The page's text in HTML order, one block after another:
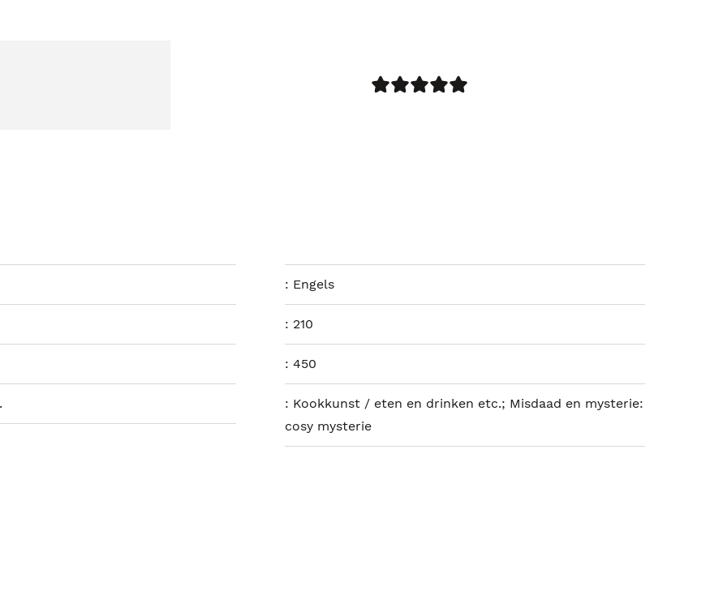
: Engels
: 210
:450
: Kookkunst / eten en drinken etc.; Misdaad en mysterie:
cosy mysterie